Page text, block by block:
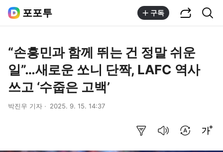
포포투 구독
“손흥민과 함께 뛰는 건 정말 쉬운
일”…새로운 쏘니 단짝, LAFC 역사
쓰고 ‘수줍은 고백’
박진우 기자 2025. 9. 15. 14:37